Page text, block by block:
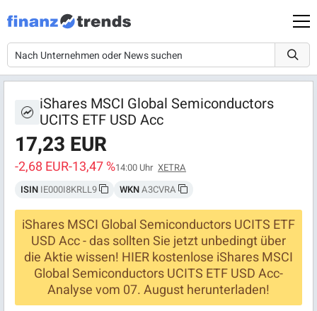
iShares MSCI Global Semiconductors
UCITS ETF USD Acc
17,23 EUR
-2,68 EUR-13,47 %14:00 Uhr XETRA
ISIN IE000I8KRLL9 WKNA3CVRA
iShares MSCI Global Semiconductors UCITS ETF
USD Acc - das sollten Sie jetzt unbedingt über
die Aktie wissen! HIER kostenlose iShares MSCI
Global Semiconductors UCITS ETF USD Acc-
Analyse vom 07. August herunterladen!